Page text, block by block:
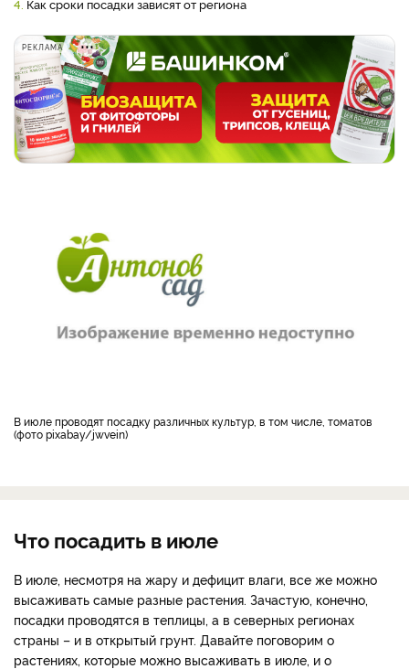
4. Как сроки посадки зависят от региона
РЕКЛАМА
В июле проводят посадку различных культур, в том числе, томатов
(фото pixabay/jwvein)
Что посадить в июле
В июле, несмотря на жару и дефицит влаги, все же можно
высаживать самые разные растения. Зачастую, конечно,
посадки проводятся в теплицы, а в северных регионах
страны – и в открытый грунт. Давайте поговорим о
растениях, которые можно высаживать в июле, и о